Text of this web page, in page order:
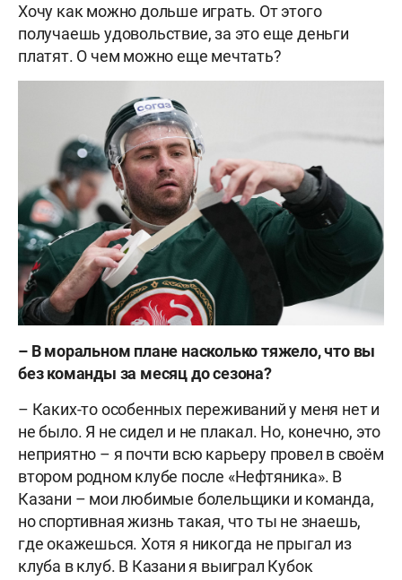
Хочу как можно дольше играть. От этого
получаешь удовольствие, за это еще деньги
платят. О чем можно еще мечтать?
– В моральном плане насколько тяжело, что вы
без команды за месяц до сезона?
– Каких-то особенных переживаний у меня нет и
не было. Я не сидел и не плакал. Но, конечно, это
неприятно – я почти всю карьеру провел в своём
втором родном клубе после «Нефтяника». В
Казани – мои любимые болельщики и команда,
но спортивная жизнь такая, что ты не знаешь,
где окажешься. Хотя я никогда не прыгал из
клуба в клуб. В Казани я выиграл Кубок